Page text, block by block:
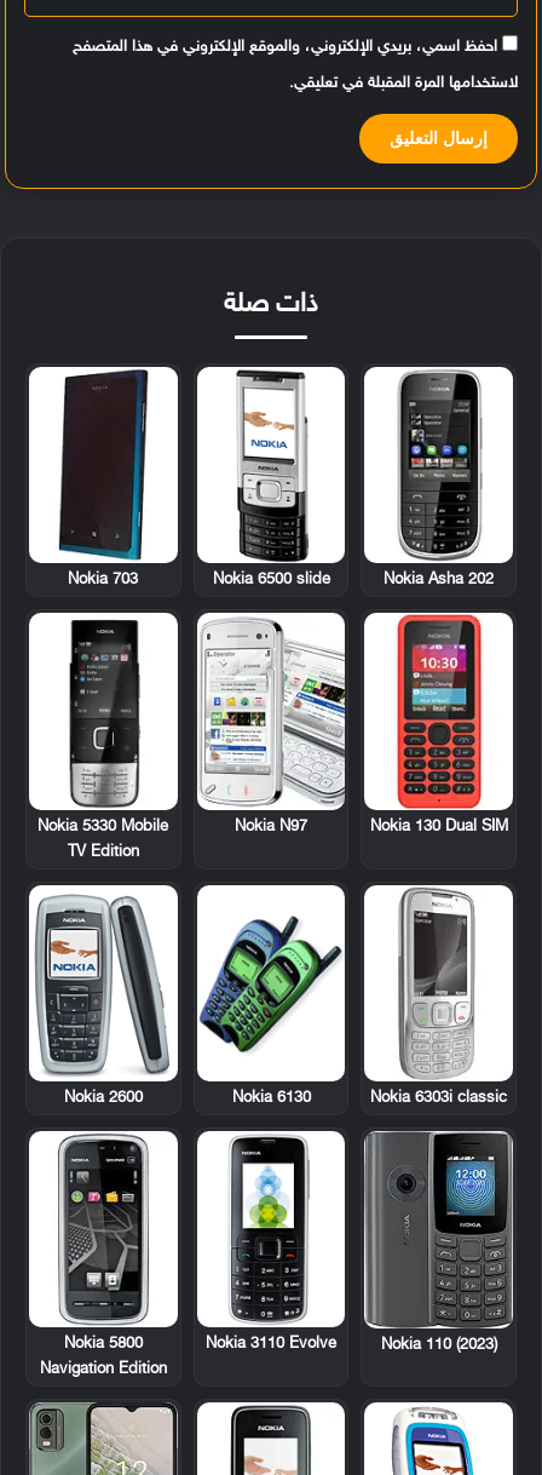
احفظ اسمي، بريدي الإلكتروني، والموقع الإلكتروني في هذا المتصفح
لاستخدامها المرة المقبلة في تعليقي.
ذات صلة
Nokia Asha 202
Nokia 6500 slide
Nokia 703
Nokia 130 Dual SIM
Nokia N97
Nokia 5330 Mobile
TV Edition
Nokia 6303i classic
Nokia 6130
Nokia 2600
Nokia 110 (2023)
Nokia 3110 Evolve
Nokia 5800
Navigation Edition